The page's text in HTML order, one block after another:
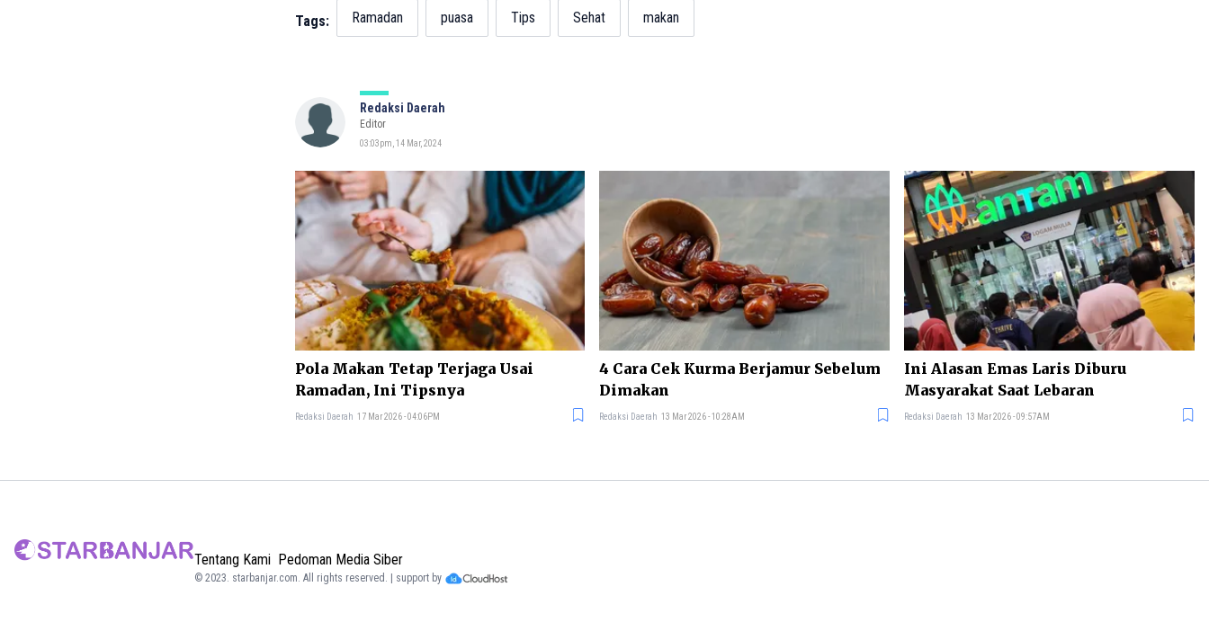
Tags: Ramadan puasa Tips Sehat makan
Redaksi Daerah
Editor
03:03pm, 14 Mar, 2024
Pola Makan Tetap Terjaga Usai
Ramadan, Ini Tipsnya
Redaksi Daerah 17 Mar 2026 - 04:06PM
4 Cara Cek Kurma Berjamur Sebelum
Dimakan
Redaksi Daerah 13 Mar 2026 - 10:28AM
Ini Alasan Emas Laris Diburu
Masyarakat Saat Lebaran
Redaksi Daerah 13 Mar 2026 - 09:57AM
Tentang Kami Pedoman Media Siber
© 2023. starbanjar.com. All rights reserved. | support by